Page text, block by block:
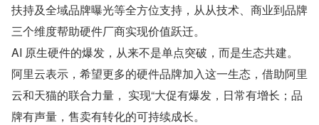
扶持及全域品牌曝光等全方位支持，从从技术、商业到品牌
三个维度帮助硬件厂商实现价值跃迁。
AI 原生硬件的爆发，从来不是单点突破，而是生态共建。
阿里云表示，希望更多的硬件品牌加入这一生态，借助阿里
云和天猫的联合力量， 实现“大促有爆发，日常有增长；品
牌有声量，售卖有转化的可持续成长。